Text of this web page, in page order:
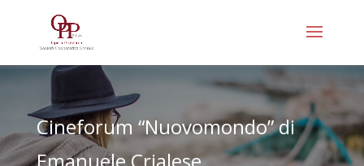
Cineforum “Nuovomondo” di
Emanuele Crialese